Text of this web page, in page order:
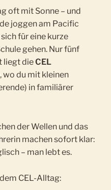
oft mit Sonne – und
joggen am Pacific
für eine kurze
gehen. Nur fünf
liegt dieCEL
, wo du mit kleinen
in familiärer
der Wellen und das
machen sofort klar:
– man lebt es.
CEL-Alltag: